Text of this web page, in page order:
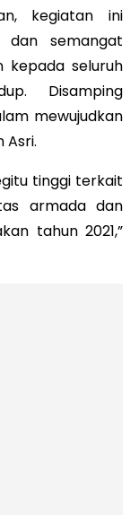
kegiatan ini
dan semangat
kepada seluruh
Disamping
mewujudkan
Asri.
tinggi terkait
armada dan
tahun 2021,”